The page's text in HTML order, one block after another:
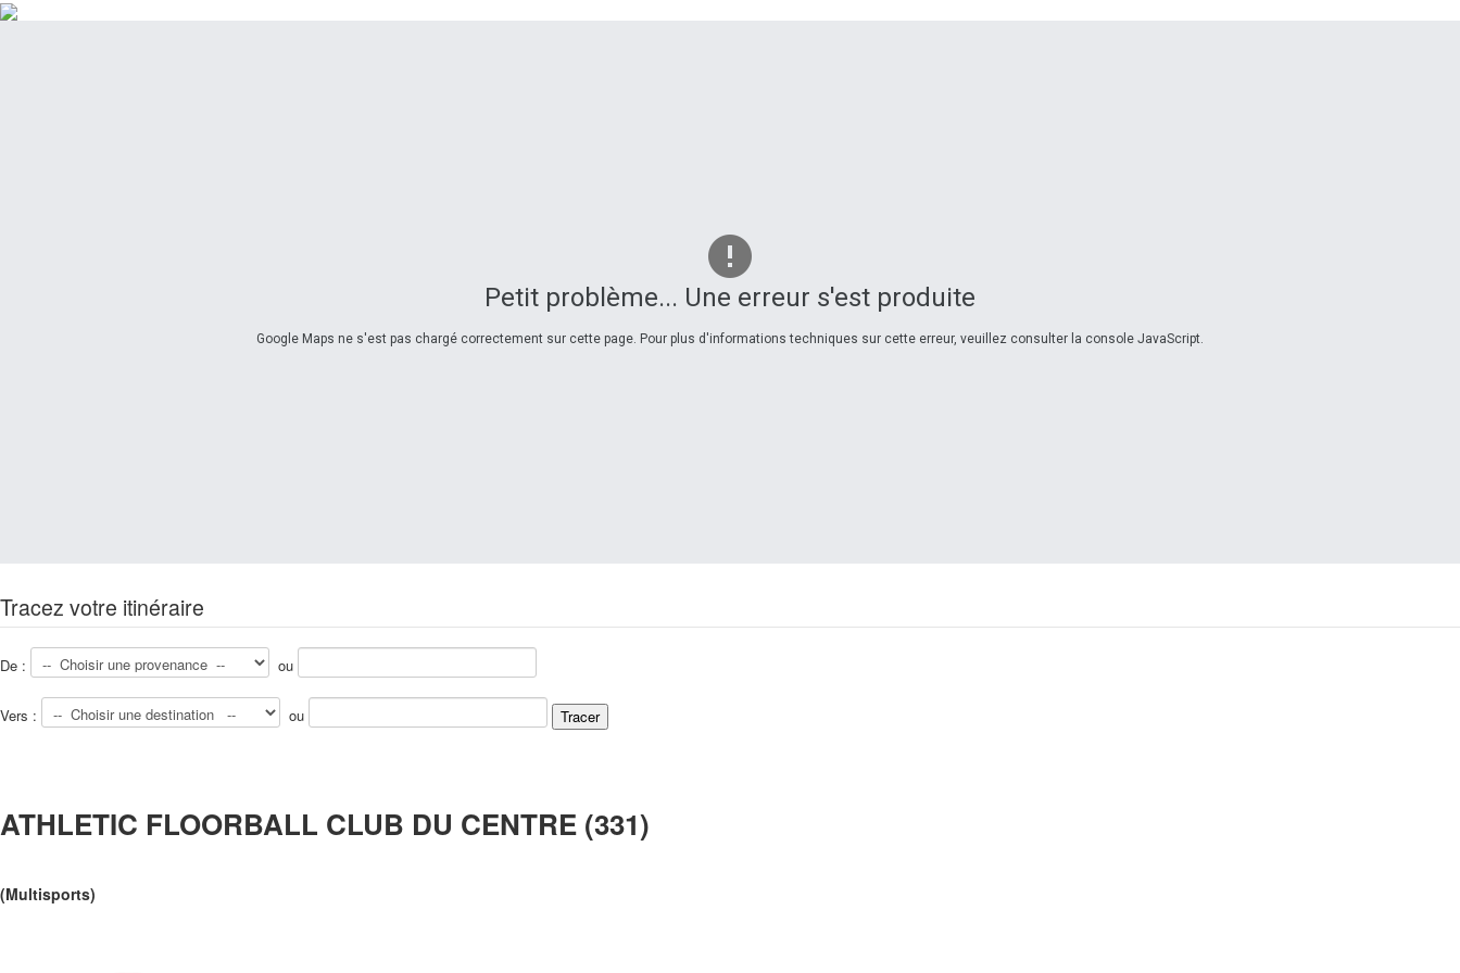
Petit problème... Une erreur s'est produite
Google Maps ne s'est pas chargé correctement sur cette page. Pour plus d'informations techniques sur cette erreur, veuillez consulter la console JavaScript.
Tracez votre itinéraire
De : ou
Vers : ou
ATHLETIC FLOORBALL CLUB DU CENTRE (331)
(Multisports)